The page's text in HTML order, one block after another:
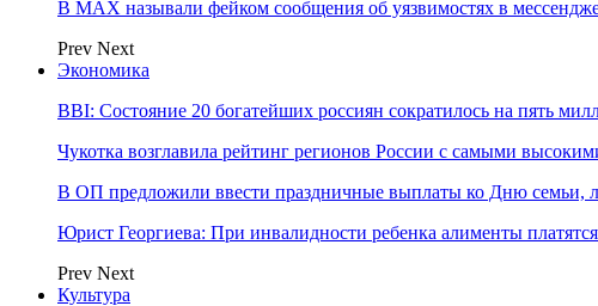
В МAX называли фейком сообщения об уязвимостях в
Prev Next
Экономика
BBI: Состояние 20 богатейших россиян сократилось на пять
Чукотка возглавила рейтинг регионов России с самыми
В ОП предложили ввести праздничные выплаты ко Дню семьи,
Юрист Георгиева: При инвалидности ребенка алименты
Prev Next
Культура